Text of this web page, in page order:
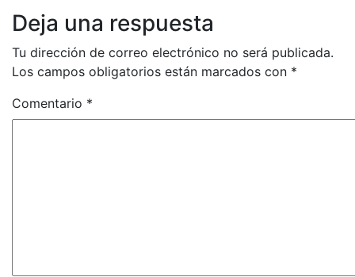
Deja una respuesta
Tu dirección de correo electrónico no será publicada.
Los campos obligatorios están marcados con *
Comentario *